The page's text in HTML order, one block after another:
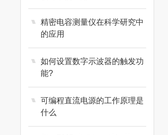
精密电容测量仪在科学研究中
的应用
如何设置数字示波器的触发功
能?
可编程直流电源的工作原理是
什么